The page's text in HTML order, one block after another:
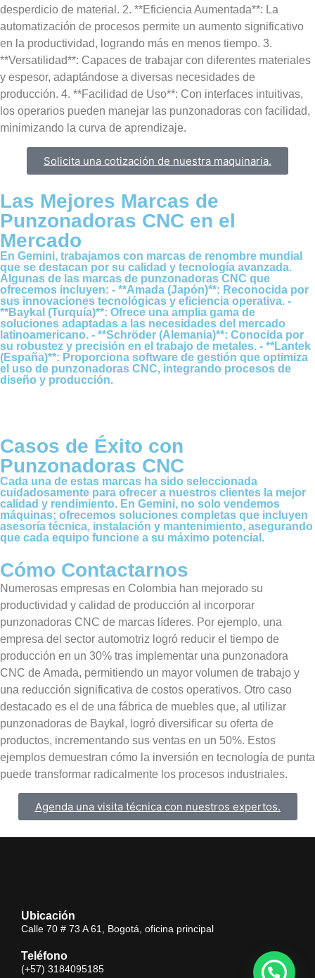
desperdicio de material. 2. **Eficiencia Aumentada**: La
automatización de procesos permite un aumento significativo
en la productividad, logrando más en menos tiempo. 3.
**Versatilidad**: Capaces de trabajar con diferentes materiales
y espesor, adaptándose a diversas necesidades de
producción. 4. **Facilidad de Uso**: Con interfaces intuitivas,
los operarios pueden manejar las punzonadoras con facilidad,
minimizando la curva de aprendizaje.
Solicita una cotización de nuestra maquinaria.
Las Mejores Marcas de
Punzonadoras CNC en el
Mercado​
En Gemini, trabajamos con marcas de renombre mundial
que se destacan por su calidad y tecnología avanzada.
Algunas de las marcas de punzonadoras CNC que
ofrecemos incluyen: - **Amada (Japón)**: Reconocida por
sus innovaciones tecnológicas y eficiencia operativa. -
**Baykal (Turquía)**: Ofrece una amplia gama de
soluciones adaptadas a las necesidades del mercado
latinoamericano. - **Schröder (Alemania)**: Conocida por
su robustez y precisión en el trabajo de metales. - **Lantek
(España)**: Proporciona software de gestión que optimiza
el uso de punzonadoras CNC, integrando procesos de
diseño y producción.
Casos de Éxito con
Punzonadoras CNC
Cada una de estas marcas ha sido seleccionada
cuidadosamente para ofrecer a nuestros clientes la mejor
calidad y rendimiento. En Gemini, no solo vendemos
máquinas; ofrecemos soluciones completas que incluyen
asesoría técnica, instalación y mantenimiento, asegurando
que cada equipo funcione a su máximo potencial.
Cómo Contactarnos
Numerosas empresas en Colombia han mejorado su
productividad y calidad de producción al incorporar
punzonadoras CNC de marcas líderes. Por ejemplo, una
empresa del sector automotriz logró reducir el tiempo de
producción en un 30% tras implementar una punzonadora
CNC de Amada, permitiendo un mayor volumen de trabajo y
una reducción significativa de costos operativos. Otro caso
destacado es el de una fábrica de muebles que, al utilizar
punzonadoras de Baykal, logró diversificar su oferta de
productos, incrementando sus ventas en un 50%. Estos
ejemplos demuestran cómo la inversión en tecnología de punta
puede transformar radicalmente los procesos industriales.
Agenda una visita técnica con nuestros expertos.
Ubicación
Calle 70 # 73 A 61, Bogotá, oficina principal
Teléfono
(+57) 3184095185